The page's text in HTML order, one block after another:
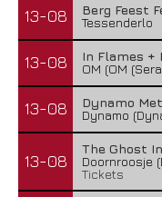
13-08
Berg Feest
Tessenderlo
13-08
In Flames +
OM (OM
13-08
Dynamo
Dynamo
13-08
The Ghost
Doornroosje
Tickets